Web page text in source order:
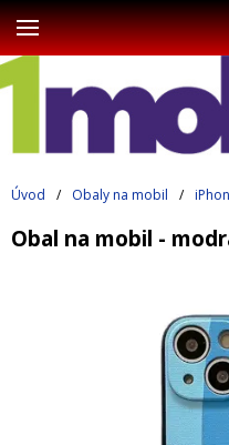
Úvod / Obaly na mobil /
Obal na mobil -